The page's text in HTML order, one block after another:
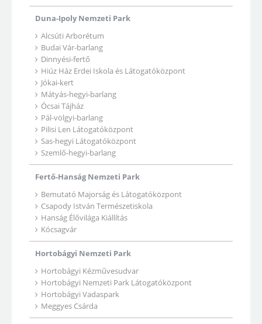
Duna-Ipoly Nemzeti Park
Alcsúti Arborétum
Budai Vár-barlang
Dinnyési-fertő
Hiúz Ház Erdei Iskola és Látogatóközpont
Jókai-kert
Mátyás-hegyi-barlang
Ócsai Tájház
Pál-völgyi-barlang
Pilisi Len Látogatóközpont
Sas-hegyi Látogatóközpont
Szemlő-hegyi-barlang
Fertő-Hanság Nemzeti Park
Bemutató Majorság és Látogatóközpont
Csapody István Természetiskola
Hanság Élővilága Kiállítás
Kócsagvár
Hortobágyi Nemzeti Park
Hortobágyi Kézművesudvar
Hortobágyi Nemzeti Park Látogatóközpont
Hortobágyi Vadaspark
Meggyes Csárda